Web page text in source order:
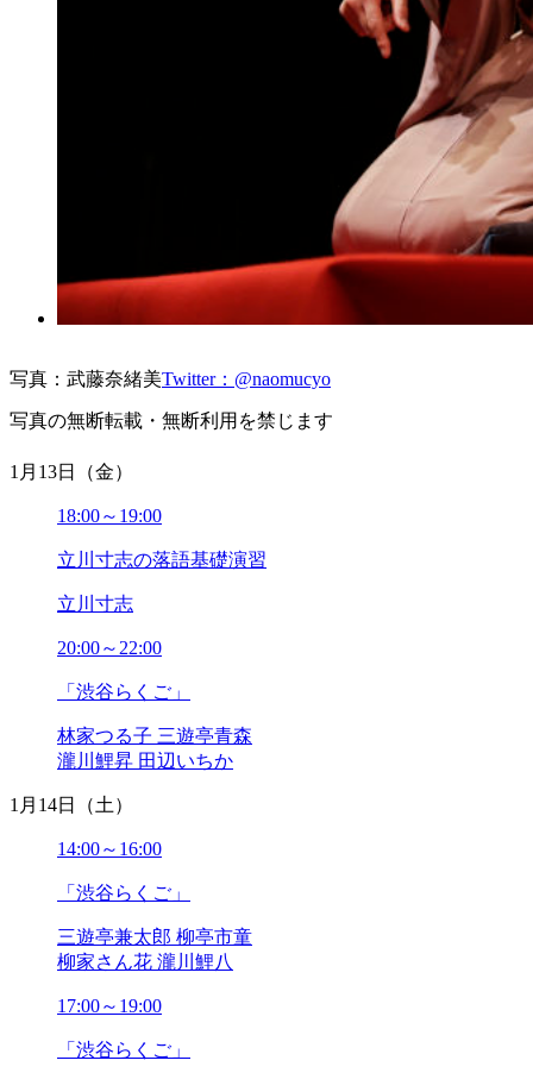
写真：武藤奈緒美Twitter：@naomucyo
写真の無断転載・無断利用を禁じます
1月13日（金）
18:00～19:00
立川寸志の落語基礎演習
立川寸志
20:00～22:00
「渋谷らくご」
林家つる子 三遊亭青森
瀧川鯉昇 田辺いちか
1月14日（土）
14:00～16:00
「渋谷らくご」
三遊亭兼太郎 柳亭市童
柳家さん花 瀧川鯉八
17:00～19:00
「渋谷らくご」